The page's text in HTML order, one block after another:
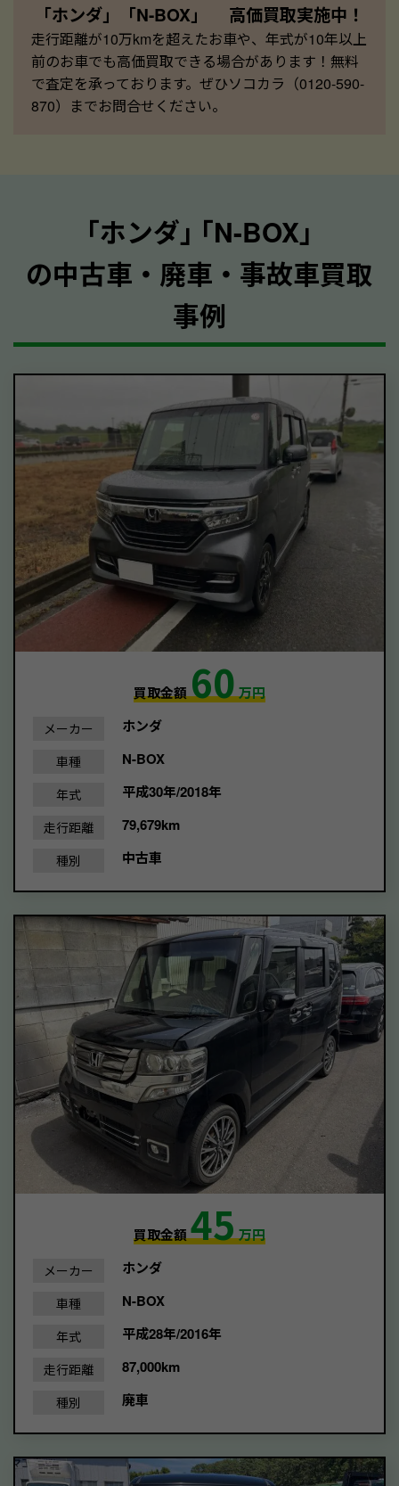
「ホンダ」「N-BOX」 高価買取実施中！
走行距離が10万kmを超えたお車や、年式が10年以上
前のお車でも高価買取できる場合があります！無料
で査定を承っております。ぜひソコカラ（0120-590-
870）までお問合せください。
｢ホンダ｣ ｢N-BOX｣
の中古車・廃車・事故車買取
事例
買取金額60万円
メーカー ホンダ
車種 N-BOX
年式 平成30年/2018年
走行距離 79,679km
種別 中古車
買取金額45万円
メーカー ホンダ
車種 N-BOX
年式 平成28年/2016年
走行距離 87,000km
種別 廃車